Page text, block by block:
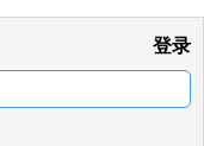
登录